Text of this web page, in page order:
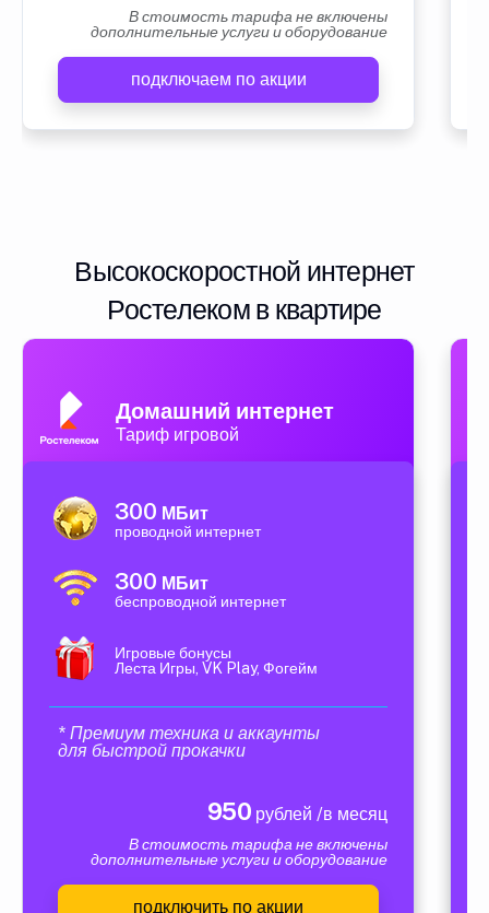
В стоимость тарифа не включены
дополнительные услуги и оборудование
подключаем по акции
Высокоскоростной интернет
Ростелеком в квартире
Домашний интернет
Тариф игровой
300 МБит
проводной интернет
300 МБит
беспроводной интернет
Игровые бонусы
Леста Игры, VK Play, Фогейм
* Премиум техника и аккаунты
для быстрой прокачки
950 рублей /в месяц
В стоимость тарифа не включены
дополнительные услуги и оборудование
подключить по акции